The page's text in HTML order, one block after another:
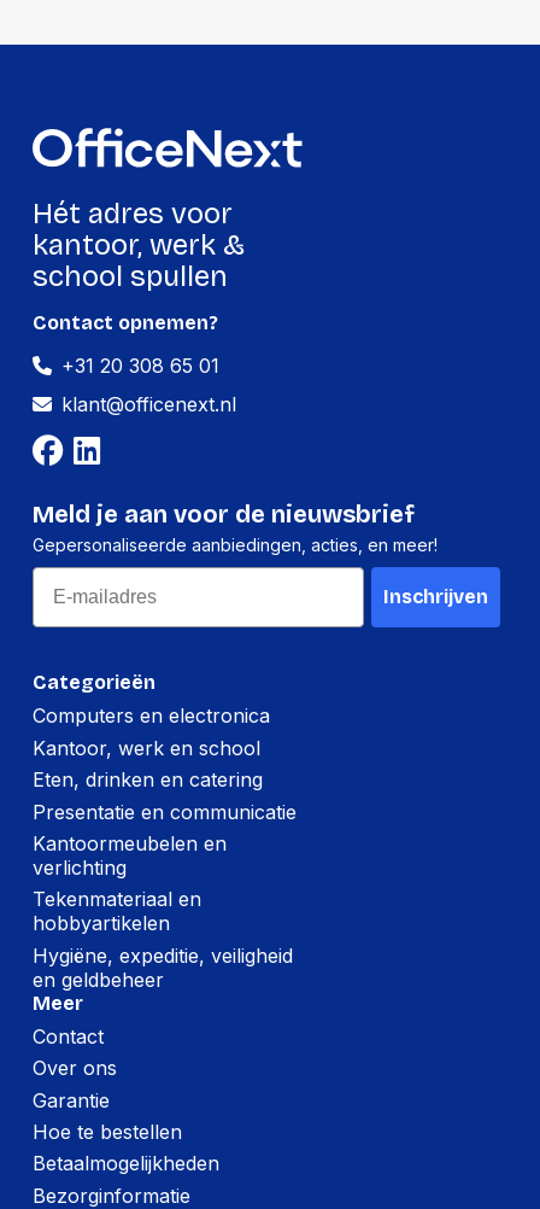
Hét adres voor
kantoor, werk &
school spullen
Categorieën
Computers en electronica
Kantoor, werk en school
Eten, drinken en catering
Presentatie en communicatie
Kantoormeubelen en
verlichting
Tekenmateriaal en
hobbyartikelen
Hygiëne, expeditie, veiligheid
en geldbeheer
Meer
Contact
Over ons
Garantie
Hoe te bestellen
Betaalmogelijkheden
Bezorginformatie
Contact opnemen?
+31 20 308 65 01
klant@officenext.nl
Meld je aan voor de nieuwsbrief
Gepersonaliseerde aanbiedingen, acties, en meer!
Email
Inschrijven